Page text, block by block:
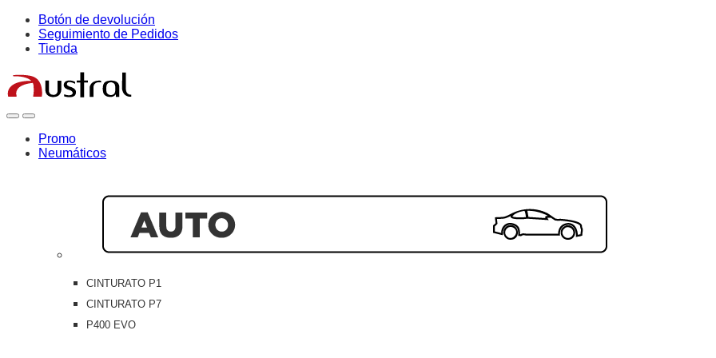
Skip
navigation
Skip
content
Botón de devolución
Seguimiento de Pedidos
Tienda
OpenClose
Promo
Neumáticos
CINTURATO P1
CINTURATO P7
P400 EVO